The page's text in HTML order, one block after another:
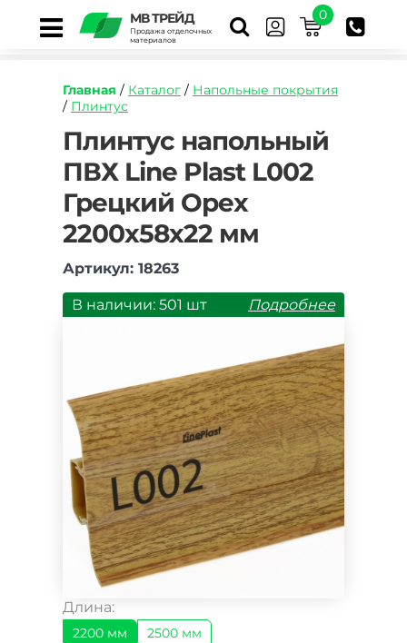
МВ ТРЕЙД
Продажа отделочных
материалов
0
Главная / Каталог / Напольные покрытия
/ Плинтус
https://mvtrade.ru/images/id/normal/plintus-
napolnyj-
pvkh-
line-
plast-
l002-
greczkij-
2200h58h22-
mm.jpg
Плинтус напольный
ПВХ Line Plast L002
Грецкий Орех
2200х58х22 мм
Артикул: 18263
В наличии: 501 шт Подробнее
Длина:
2200 мм 2500 мм